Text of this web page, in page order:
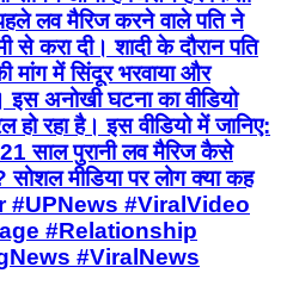
लव मैरिज करने वाले पति ने
से करा दी। शादी के दौरान पति
मांग में सिंदूर भरवाया और
इस अनोखी घटना का वीडियो
हो रहा है। इस वीडियो में जानिए:
साल पुरानी लव मैरिज कैसे
मीडिया पर लोग क्या कह
#UPNews #ViralVideo
#Relationship
#ViralNews